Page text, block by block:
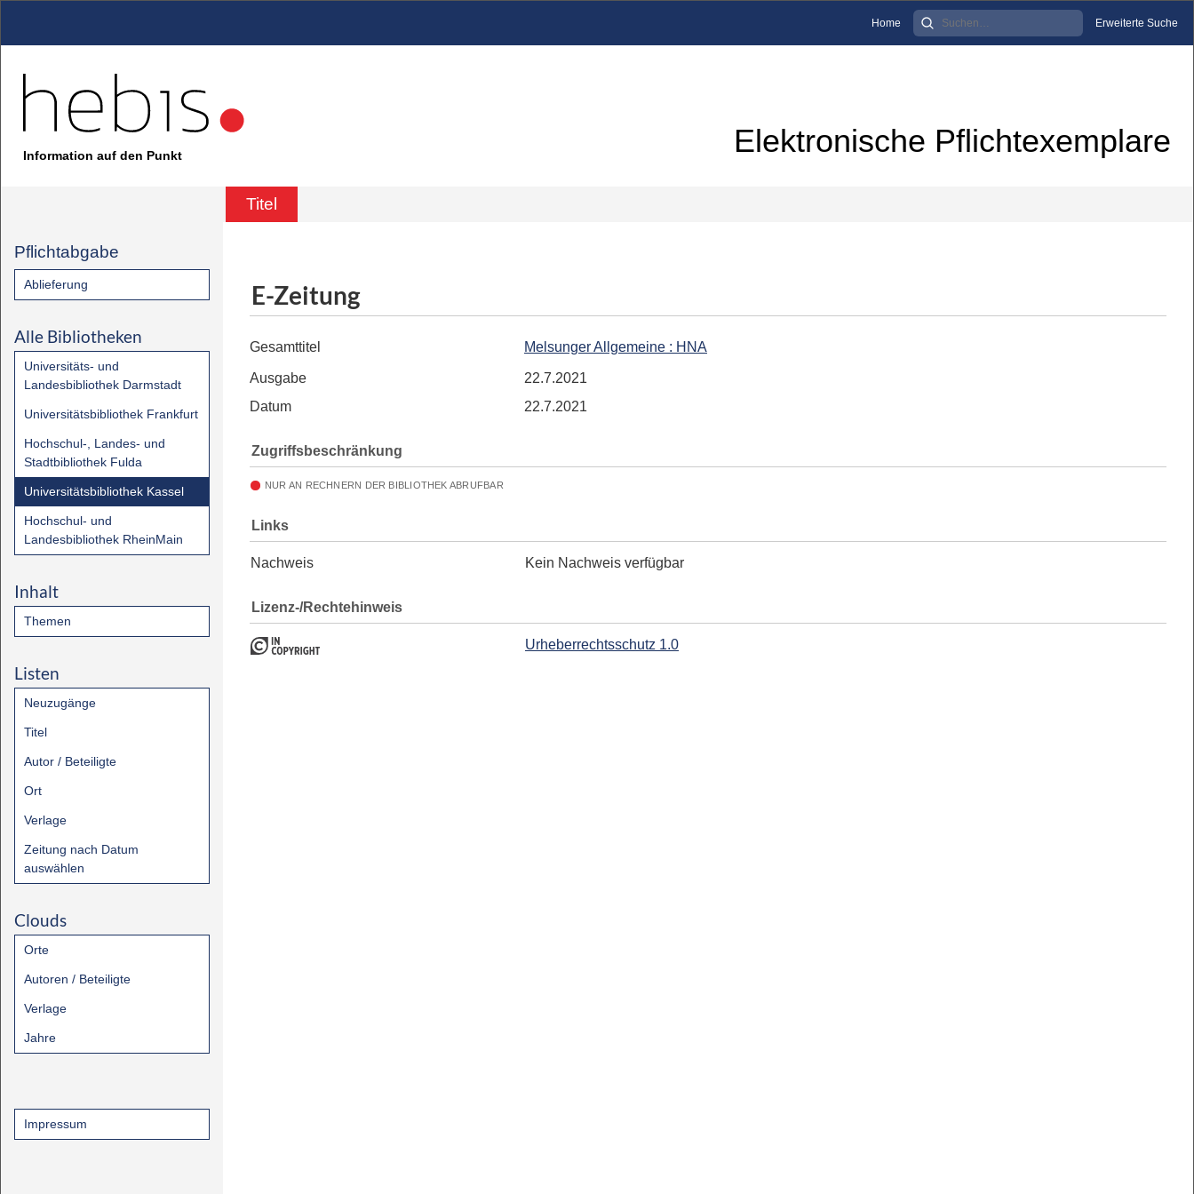
Home Erweiterte Suche
Information auf den Punkt Elektronische Pflichtexemplare
Titel
Pflichtabgabe
Ablieferung
Alle Bibliotheken
Universitäts- und
Landesbibliothek Darmstadt
Universitätsbibliothek Frankfurt
Hochschul-, Landes- und
Stadtbibliothek Fulda
Universitätsbibliothek Kassel
Hochschul- und
Landesbibliothek RheinMain
Inhalt
Themen
Listen
Neuzugänge
Titel
Autor / Beteiligte
Ort
Verlage
Zeitung nach Datum
auswählen
Clouds
Orte
Autoren / Beteiligte
Verlage
Jahre
Impressum
E-Zeitung
Gesamttitel Melsunger Allgemeine : HNA
Ausgabe
22.7.2021
Datum
22.7.2021
Zugriffsbeschränkung
NUR AN RECHNERN DER BIBLIOTHEK ABRUFBAR
Links
Nachweis Kein Nachweis verfügbar
Lizenz-/Rechtehinweis
Urheberrechtsschutz 1.0